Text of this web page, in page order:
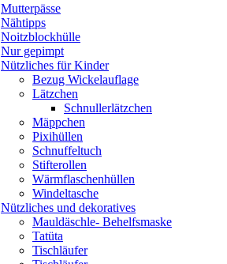
Mutterpässe
Nähtipps
Noitzblockhülle
Nur gepimpt
Nützliches für Kinder
Bezug Wickelauflage
Lätzchen
Schnullerlätzchen
Mäppchen
Pixihüllen
Schnuffeltuch
Stifterollen
Wärmflaschenhüllen
Windeltasche
Nützliches und dekoratives
Mauldäschle- Behelfsmaske
Tatüta
Tischläufer